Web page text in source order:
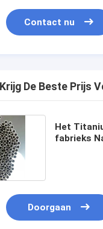
Contact nu
Krijg De Beste Prijs
Het
fabrieks
Doorgaan